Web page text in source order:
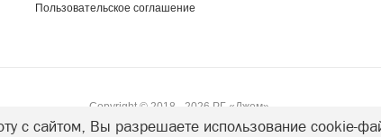
Пользовательское соглашение
Copyright © 2018 - 2026 РГ «Джем»
с сайтом, Вы разрешаете использование cookie-